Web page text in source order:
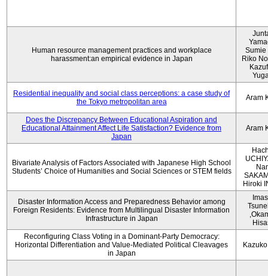
Human resource management practices and workplace
harassment:an empirical evidence in Japan
Sumie
Riko
Residential inequality and social class perceptions: a case study of
the Tokyo metropolitan area
Aram
Does the Discrepancy Between Educational Aspiration and
Educational Attainment Affect Life Satisfaction? Evidence from
Japan
Aram
Bivariate Analysis of Factors Associated with Japanese High School
Students’ Choice of Humanities and Social Sciences or STEM fields
Hiroki
Disaster Information Access and Preparedness Behavior among
Foreign Residents: Evidence from Multilingual Disaster Information
Infrastructure in Japan
Reconfiguring Class Voting in a Dominant-Party Democracy:
Horizontal Differentiation and Value-Mediated Political Cleavages
in Japan